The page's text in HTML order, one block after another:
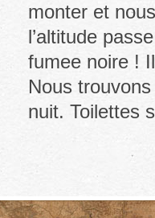
monter et
l’altitude
fumee noire !
Nous
nuit. Toilettes